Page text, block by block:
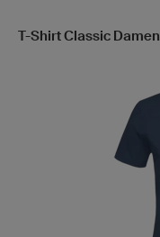
T-Shirt Classic Damen